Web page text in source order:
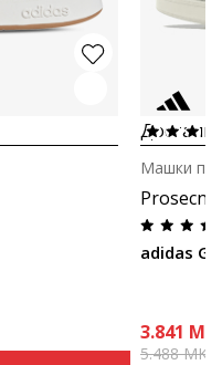
adidas
Машки
3.841
5.488MKD